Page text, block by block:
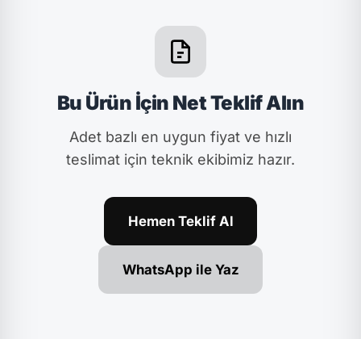
Bu Ürün İçin Net Teklif Alın
Adet bazlı en uygun fiyat ve hızlı
teslimat için teknik ekibimiz hazır.
Hemen Teklif Al
WhatsApp ile Yaz